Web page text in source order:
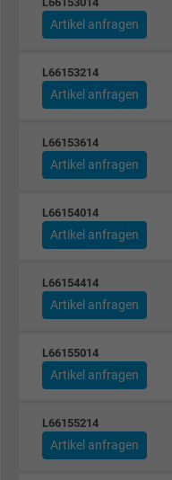
Artikel anfragen
L66153214
Artikel anfragen
L66153614
Artikel anfragen
L66154014
Artikel anfragen
L66154414
Artikel anfragen
L66155014
Artikel anfragen
L66155214
Artikel anfragen